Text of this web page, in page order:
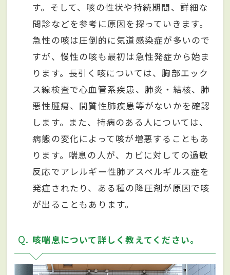
す。そして、咳の性状や持続期間、詳細な
問診などを参考に原因を探っていきます。
急性の咳は圧倒的に気道感染症が多いので
すが、慢性の咳も最初は急性発症から始ま
ります。⻑引く咳については、胸部エック
ス線検査で⼼⾎管系疾患、肺炎・結核、肺
悪性腫瘍、間質性肺疾患等がないかを確認
します。また、持病のある人については、
病態の変化によって咳が増悪することもあ
ります。喘息の人が、カビに対しての過敏
反応でアレルギー性肺アスペルギルス症を
発症されたり、ある種の降圧剤が原因で咳
が出ることもあります。
Q 咳喘息について詳しく教えてください。